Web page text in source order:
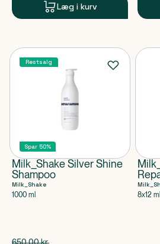
Læg i kurv
Restsalg
Spar 50%
Milk_Shake Silver Shine
Shampoo
Milk_Shake
1000 ml 8x12 ml